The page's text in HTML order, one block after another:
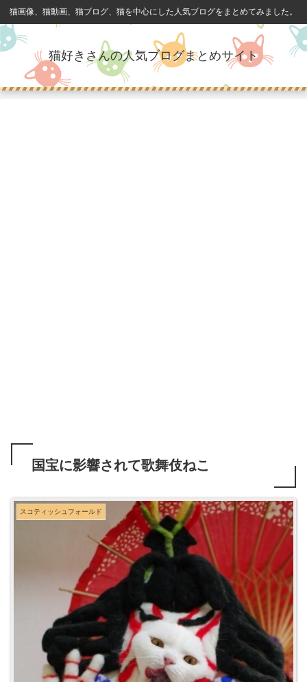
猫画像、猫動画、猫ブログ、猫を中心にした人気ブログをまとめてみました。
猫好きさんの人気ブログまとめサイト
国宝に影響されて歌舞伎ねこ
スコティッシュフォールド